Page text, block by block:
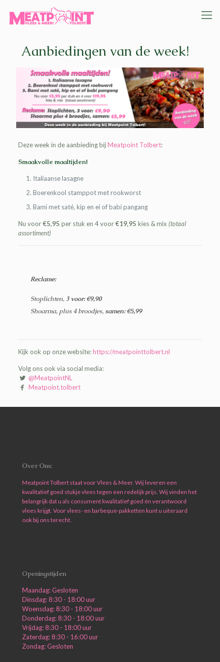
Aanbiedingen van de week!
Deze week in de aanbieding bijMeatpoint Tolbert:
Smaakvolle maaltijden!
Italiaanse lasagne
Boerenkool stamppot met rookworst
Bami met saté, kip en ei of babi pangang
Nu voor€5,95 per stuk en 4 voor€19,95 kies & mix (totaal
assortiment)
Reclame:
Stoplichten, 3 voor: €9,90
Shoarma, plus 4 broodjes,samen: €5,99
Kijk ook op onze website:https://meatpointtolbert.nl
Volg ons ook via social media:
@MeatpointNL
Meatpoint.tolbert
Over Ons:
Meatpoint Tolbert staat voor Vlees & Meer. Wij leveren een
kwalitatief goed stukje vlees tegen een redelijk prijs. Wij vinden het
belangrijk dat u als consument kwalitatief goed én verantwoord
vlees krijgt. Voor vlees- en barbeque-pakketten kunt u uiteraard
ook bij ons terecht.
Openingstijden
Maandag: Gesloten
Dinsdag: 8:30 - 18:00 uur
Woensdag: 8:30 - 18:00 uur
Donderdag: 8:30 - 18:00 uur
Vrijdag: 8:30 - 18:00 uur
Zaterdag: 8:30 - 16:00 uur
Zondag: Gesloten